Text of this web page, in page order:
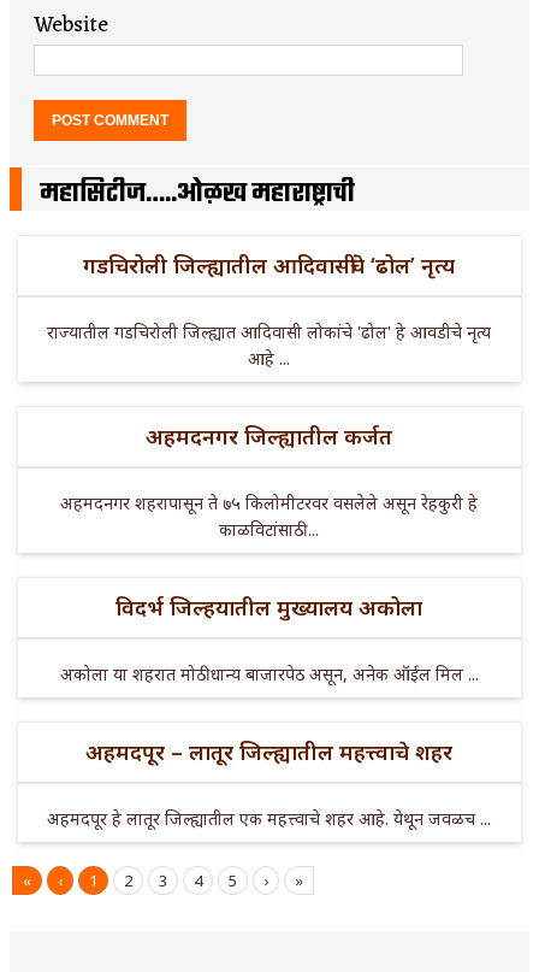
Website
महासिटीज…..ओळख महाराष्ट्राची
गडचिरोली जिल्ह्यातील आदिवासींचे ‘ढोल’ नृत्य
राज्यातील गडचिरोली जिल्ह्यात आदिवासी लोकांचे 'ढोल' हे आवडीचे नृत्य
आहे ...
अहमदनगर जिल्ह्यातील कर्जत
अहमदनगर शहरापासून ते ७५ किलोमीटरवर वसलेले असून रेहकुरी हे
काळविटांसाठी ...
विदर्भ जिल्हयातील मुख्यालय अकोला
अकोला या शहरात मोठी धान्य बाजारपेठ असून, अनेक ऑईल मिल ...
अहमदपूर – लातूर जिल्ह्यातील महत्त्वाचे शहर
अहमदपूर हे लातूर जिल्ह्यातील एक महत्त्वाचे शहर आहे. येथून जवळच ...
« ‹ 1 2 3 4 5 › »